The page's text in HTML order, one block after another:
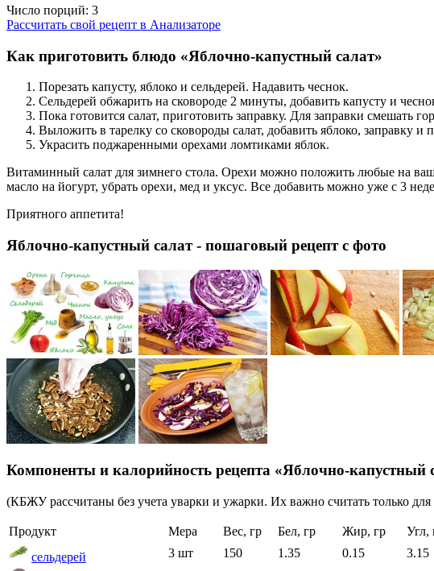
Число порций: 3
Рассчитать свой рецепт в Анализаторе
Как приготовить блюдо «Яблочно-капустный салат»
Порезать капусту, яблоко и сельдерей. Надавить чеснок.
Сельдерей обжарить на сковороде 2 минуты, добавить капусту и
Пока готовится салат, приготовить заправку. Для заправки смешать
Выложить в тарелку со сковороды салат, добавить яблоко, заправку и
Украсить поджаренными орехами ломтиками яблок.
Витаминный салат для зимнего стола. Орехи можно положить любые на
масло на йогурт, убрать орехи, мед и уксус. Все добавить можно уже с 3
Приятного аппетита!
Яблочно-капустный салат - пошаговый рецепт с фото
Компоненты и калорийность рецепта «Яблочно-капустный
(КБЖУ рассчитаны без учета уварки и ужарки. Их важно считать только
Продукт Мера Вес, гр Бел, гр Жир, гр Угл,
сельдерей
3 шт 150 1.35 0.15 3.15